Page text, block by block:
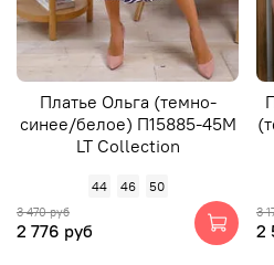
Платье Ольга (темно-
синее/белое) П15885-45М
LT Collection
44 46 50
3 470 руб
2 776 руб
3
2